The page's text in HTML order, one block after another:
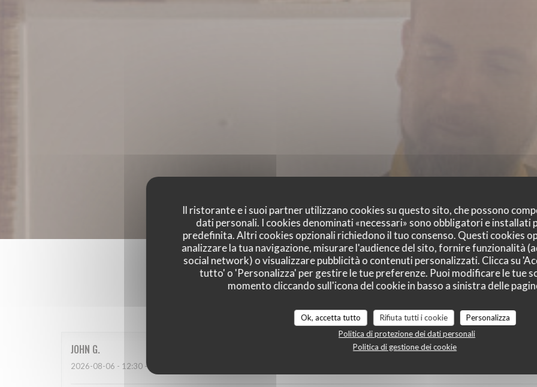
Il ristorante e i suoi partner utilizzano cookies su questo sito, che possono
dati personali. I cookies denominati «necessari» sono obbligatori e installati
predefinita. Altri cookies opzionali richiedono il tuo consenso. Questi cookies
analizzare la tua navigazione, misurare l'audience del sito, fornire funzionalità
social network) o visualizzare pubblicità o contenuti personalizzati. Clicca su
tutto' o 'Personalizza' per gestire le tue preferenze. Puoi modificare le tue
momento cliccando sull'icona del cookie in basso a sinistra delle
Ok, accetta tutto Rifiuta tutti i cookie
Personalizza
Politica di protezione dei dati personali
Politica di gestione dei cookie
I pareri dei nostri clienti
JOHN G
2026-08-06 - 12:30 - Ospiti 3